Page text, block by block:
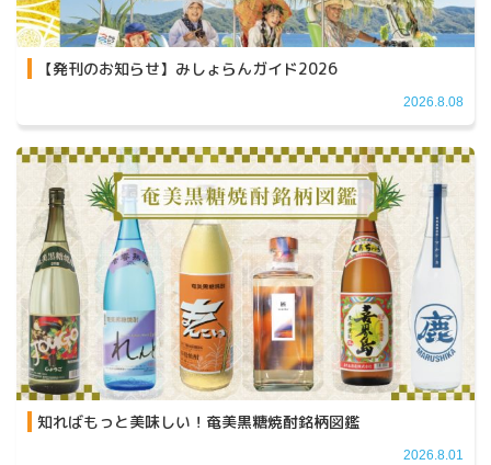
【発刊のお知らせ】みしょらんガイド2026
2026.8.08
知ればもっと美味しい！奄美黒糖焼酎銘柄図鑑
2026.8.01